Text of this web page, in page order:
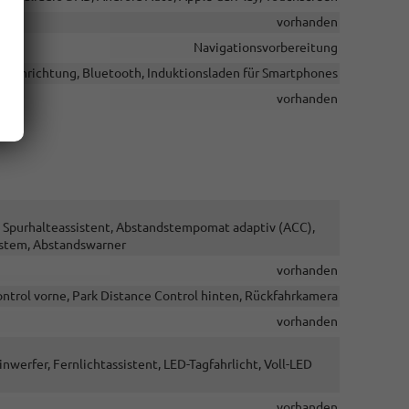
vorhanden
Navigationsvorbereitung
Bluetooth, Induktionsladen für Smartphones
vorhanden
Abstandstempomat adaptiv (ACC),
Abstandswarner
vorhanden
vorne, Park Distance Control hinten, Rückfahrkamera
vorhanden
Fernlichtassistent, LED-Tagfahrlicht, Voll-LED